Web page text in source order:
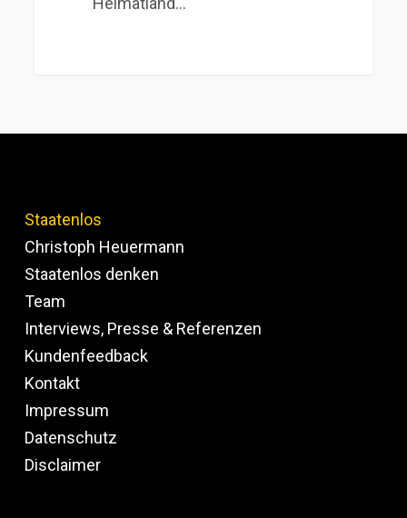
Staatenlos
Christoph Heuermann
Staatenlos denken
Team
Interviews, Presse & Referenzen
Kundenfeedback
Kontakt
Impressum
Datenschutz
Disclaimer